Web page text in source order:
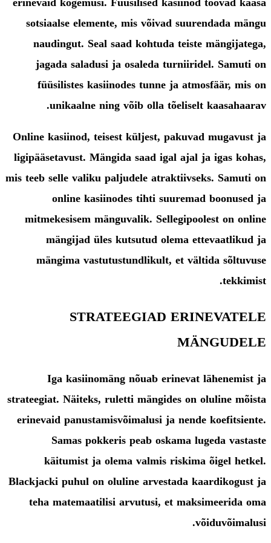
sotsiaalse elemente, mis võivad suurendada mängu
naudingut. Seal saad kohtuda teiste mängijatega,
jagada saladusi ja osaleda turniiridel. Samuti on
füüsilistes kasiinodes tunne ja atmosfäär, mis on
unikaalne ning võib olla tõeliselt kaasahaarav.
Online kasiinod, teisest küljest, pakuvad mugavust ja
ligipääsetavust. Mängida saad igal ajal ja igas kohas,
mis teeb selle valiku paljudele atraktiivseks. Samuti on
online kasiinodes tihti suuremad boonused ja
mitmekesisem mänguvalik. Sellegipoolest on online
mängijad üles kutsutud olema ettevaatlikud ja
mängima vastutustundlikult, et vältida sõltuvuse
tekkimist.
STRATEEGIAD ERINEVATELE
MÄNGUDELE
Iga kasiinomäng nõuab erinevat lähenemist ja
strateegiat. Näiteks, ruletti mängides on oluline mõista
erinevaid panustamisvõimalusi ja nende koefitsiente.
Samas pokkeris peab oskama lugeda vastaste
käitumist ja olema valmis riskima õigel hetkel.
Blackjacki puhul on oluline arvestada kaardikogust ja
teha matemaatilisi arvutusi, et maksimeerida oma
võiduvõimalusi.